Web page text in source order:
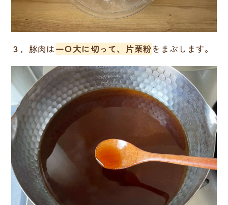
３． 豚肉は一口大に切って、片栗粉をまぶします。